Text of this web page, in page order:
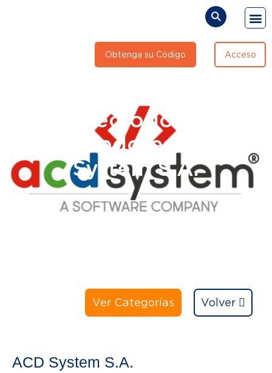
Obtenga su Código Acceso
Directorio de
Proveedores: ACD
System S.A.
Ver Categorías Volver
ACD System S.A.